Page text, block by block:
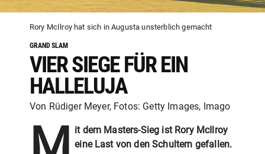
Rory McIlroy hat sich in Augusta unsterblich gemacht
GRAND SLAM
VIER SIEGE FÜR EIN
HALLELUJA
Von Rüdiger Meyer, Fotos: Getty Images, Imago
it dem Masters-Sieg ist Rory McIlroy
eine Last von den Schultern gefallen.